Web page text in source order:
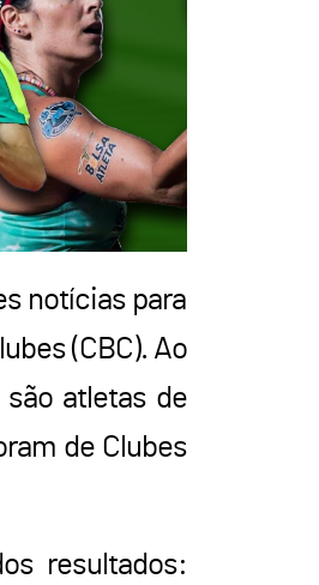
notícias para
(CBC). Ao
atletas de
de Clubes
resultados: